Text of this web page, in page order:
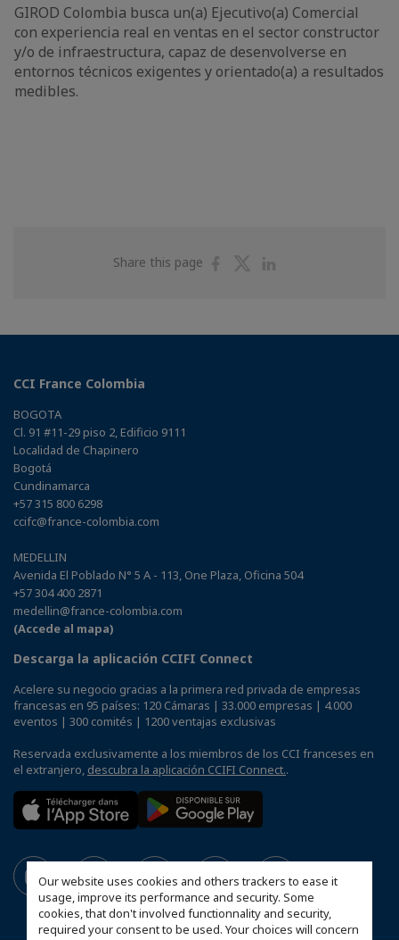
Our website uses cookies and others trackers to ease it
usage, improve its performance and security. Some
cookies, that don't involved functionnality and security,
required your consent to be used. Your choices will concern
GIROD Colombia busca un(a) Ejecutivo(a) Comercial
con experiencia real en ventas en el sector constructor
y/o de infraestructura, capaz de desenvolverse en
entornos técnicos exigentes y orientado(a) a resultados
medibles.
Share this page
ShareShare
CCI France Colombia
BOGOTA
Cl. 91 #11-29 piso 2, Edificio 9111
Localidad de Chapinero
Bogotá
Cundinamarca
+57 315 800 6298
ccifc@france-colombia.com
MEDELLIN
Avenida El Poblado N° 5 A - 113, One Plaza, Oficina 504
+57 304 400 2871
medellin@france-colombia.com
(Accede al mapa)
Descarga la aplicación CCIFI Connect
Acelere su negocio gracias a la primera red privada de empresas
francesas en 95 países: 120 Cámaras | 33.000 empresas | 4.000
eventos | 300 comités | 1200 ventajas exclusivas
Reservada exclusivamente a los miembros de los CCI franceses en
el extranjero, descubra la aplicación CCIFI Connect..